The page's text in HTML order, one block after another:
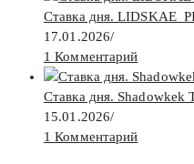
Ставка дня.
17.01.2026/
1 Комментарий
Ставка дня. Shadowkek
15.01.2026/
1 Комментарий